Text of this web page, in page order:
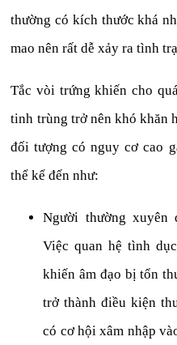
thường có kích thước khá
mao nên rất dễ xảy ra tình
Tắc vòi trứng khiến cho
tinh trùng trở nên khó khăn
đối tượng có nguy cơ cao
thể kể đến như:
Người thường xuyên
Việc quan hệ tình
khiến âm đạo bị tổn
trở thành điều kiện
có cơ hội xâm nhập